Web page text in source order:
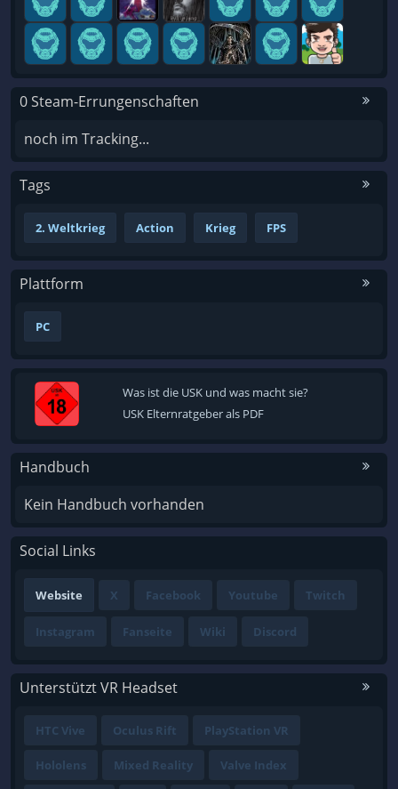
0 Steam-Errungenschaften
noch im Tracking...
Tags
2. Weltkrieg Action Krieg FPS
Plattform
PC
Was ist die USK und was macht sie?
USK Elternratgeber als PDF
Handbuch
Kein Handbuch vorhanden
Social Links
Website X Facebook Youtube Twitch
Instagram Fanseite Wiki Discord
Unterstützt VR Headset
HTC Vive Oculus Rift PlayStation VR
Hololens Mixed Reality Valve Index